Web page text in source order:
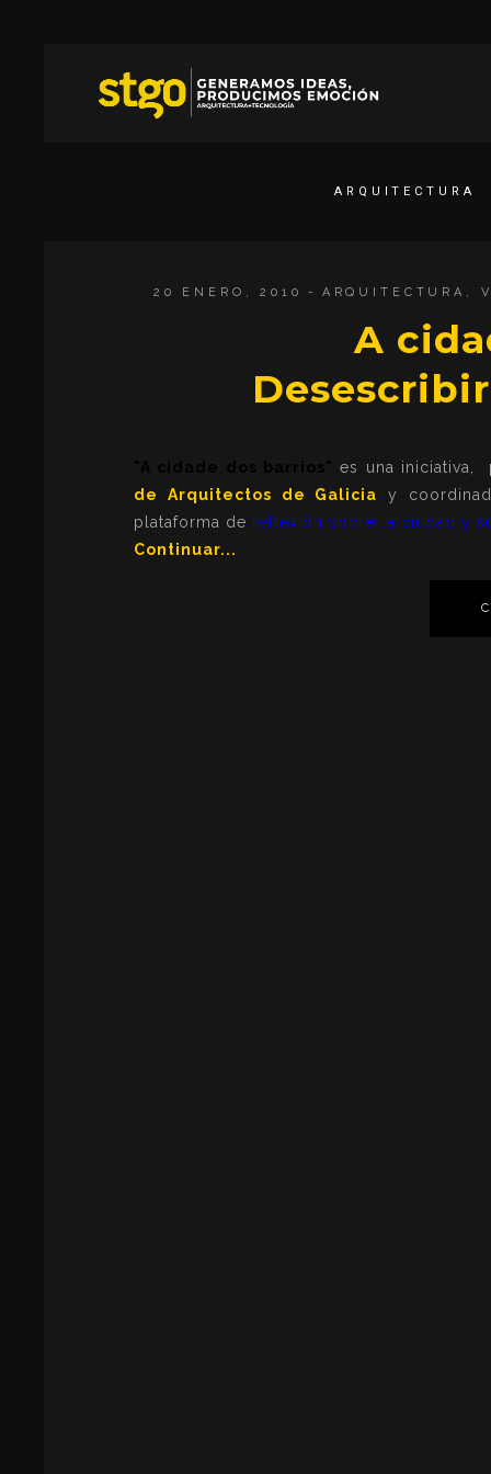
ARQUITECTURA
20 ENERO, 2010 ARQUITECTURA ,
A
es una iniciativa,
de Arquitectos de Galicia y
plataforma de reflexión sobre la ciudad y
Continuar...